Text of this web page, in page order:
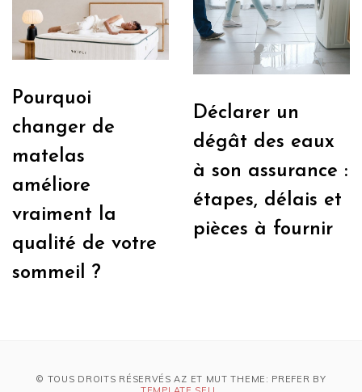
Pourquoi
changer de
matelas
améliore
vraiment la
qualité de votre
sommeil ?
Déclarer un
dégât des eaux
à son assurance :
étapes, délais et
pièces à fournir
© TOUS DROITS RÉSERVÉS AZ ET MUT THEME: PREFER BY